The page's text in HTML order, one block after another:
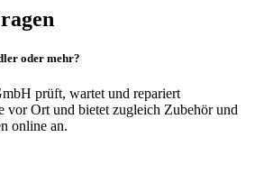
oder mehr?
prüft, wartet und repariert
vor Ort und bietet zugleich Zubehör und
online an.